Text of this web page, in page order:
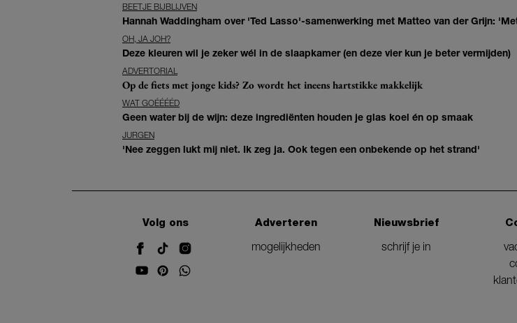
BEETJE BIJBLIJVEN
Hannah Waddingham over 'Ted Lasso'-samenwerking met Matteo van der Grijn:
OH, JA JOH?
Deze kleuren wil je zeker wél in de slaapkamer (en deze vier kun je beter vermijden)
ADVERTORIAL
Op de fiets met jonge kids? Zo wordt het ineens hartstikke makkelijk
WAT GOÉÉÉÉD
Geen water bij de wijn: deze ingrediënten houden je glas koel én op smaak
JURGEN
'Nee zeggen lukt mij niet. Ik zeg ja. Ook tegen een onbekende op het strand'
Volg ons
Adverteren
mogelijkheden
Nieuwsbrief
schrijf je in